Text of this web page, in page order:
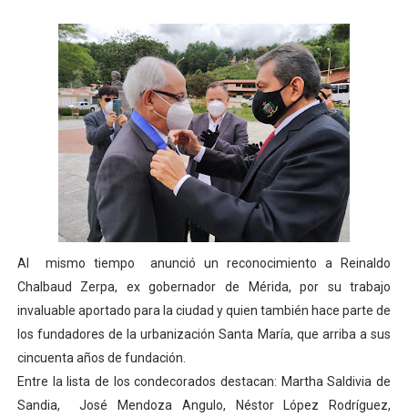
Al mismo tiempo anunció un reconocimiento a Reinaldo
Chalbaud Zerpa, ex gobernador de Mérida, por su trabajo
invaluable aportado para la ciudad y quien también hace parte de
los fundadores de la urbanización Santa María, que arriba a sus
cincuenta años de fundación.
Entre la lista de los condecorados destacan: Martha Saldivia de
Sandia, José Mendoza Angulo, Néstor López Rodríguez,